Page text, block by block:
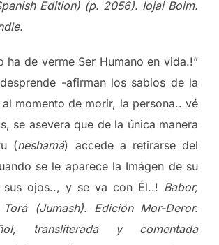
Edition) (p. 2056). Iojai Boim.
ha de verme Ser Humano en vida.!”
-afirman los sabios de la
momento de morir, la persona.. vé
se asevera que de la única manera
(neshamá) accede a retirarse del
se le aparece la Imágen de su
sus ojos.., y se va con Él..! Babor,
(Jumash). Edición Mor-Deror.
transliterada y comentada